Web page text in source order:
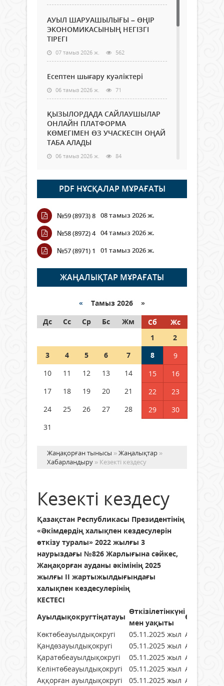
АУЫЛ ШАРУАШЫЛЫҒЫ – ӨҢІР
ЭКОНОМИКАСЫНЫҢ НЕГІЗГІ
ТІРЕГІ
07 тамыз 2026 ж. 562
Есептен шығару куәліктері
06 тамыз 2026 ж. 71
ҚЫЗЫЛОРДАДА САЙЛАУШЫЛАР
ОНЛАЙН ПЛАТФОРМА
КӨМЕГІМЕН ӨЗ УЧАСКЕСІН ОҢАЙ
ТАБА АЛАДЫ
06 тамыз 2026 ж. 84
Open Air: Қызылорда облысы
полиция департаменті 20
мыңнан астам көрерменнің
қауіпсіздігін қамтамасыз етті
06 тамыз 2026 ж.
Wi-Fi ҚАБЫРҒА АРҚЫЛЫ ҚАЛАЙ
ӨТЕДІ?
06 тамыз 2026 ж. 261
граждане Казахстана,
05 тамыз 2026 ж. 142
Шетелде жүрген Қазақстан
азаматтары қалай дауыс бере
PDF НҰСҚАЛАР МҰРАҒАТЫ
№59 (8973) 8 08 тамыз 2026 ж.
№58 (8972) 4 04 тамыз 2026 ж.
№57 (8971) 1
01 тамыз 2026 ж.
ЖАҢАЛЫҚТАР МҰРАҒАТЫ
« Тамыз 2026 »
Дс
Сс Ср Бс Жм Сб
Жс
1
2
3
4 5 6 7 8
9
10
11 12 13 14 15
16
17
18 19 20 21 22
23
24
25 26 27 28 29
30
31
Жаңақорған тынысы »Жаңалықтар »
Хабарландыру » Кезекті кездесу
Кезекті кездесу
Қазақстан Республикасы Президентінің
«Әкімдердің халықпен кездесулерін
өткізу туралы» 2022 жылғы 3
наурыздағы №826 Жарлығына сәйкес,
Жаңақорған ауданы әкімінің 2025
жылғы ІІ жартыжылдығындағы
халықпен кездесулерінің
КЕСТЕСІ
Ауылдықокругтіңатауы
Өткізілетінкүні
мен уақыты
Көктөбеауылдықокругі
05.11.2025 жыл Ауылдық
Қандөзауылдықокругі
05.11.2025 жыл Ауылдық
Қаратөбеауылдықокругі
05.11.2025 жыл Ауылдық
Келінтөбеауылдықокругі
05.11.2025 жыл Ауылдық
Аққорған ауылдықокругі
05.11.2025 жыл Ауылдық